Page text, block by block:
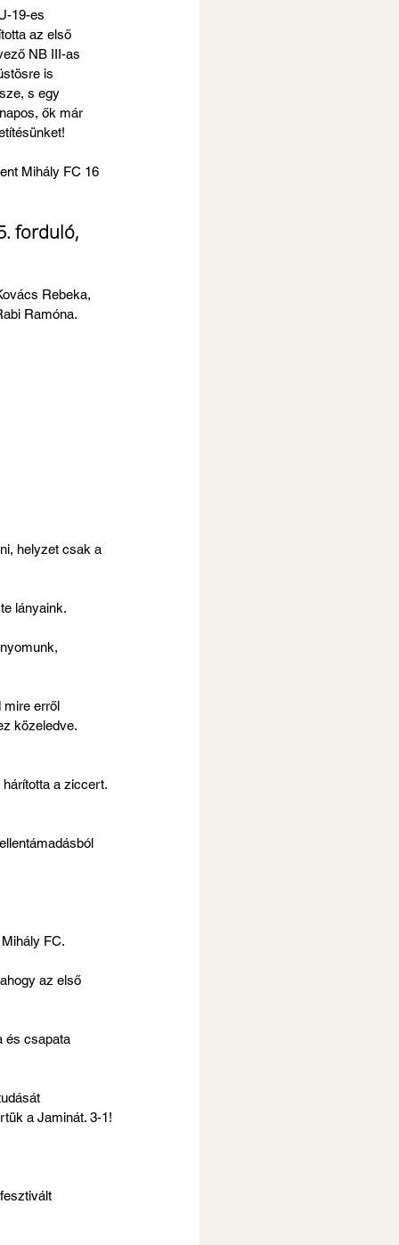
19-es
az első
NB III-as
is
s egy
ők már
Mihály FC 16
forduló,
Rebeka,
Ramóna.
helyzet csak a
lányaink.
mire erről
közeledve.
a ziccert.
FC.
az első
és csapata
a Jaminát. 3-1!